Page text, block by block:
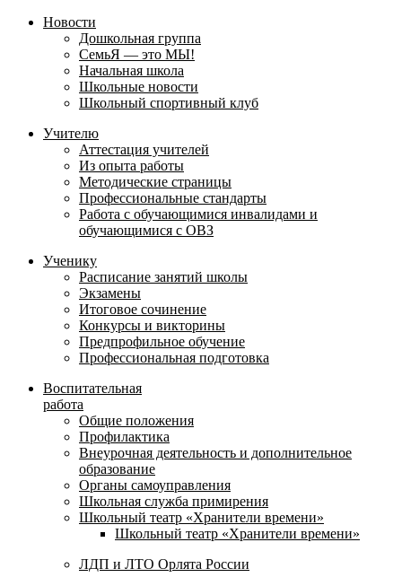
Новости
Дошкольная группа
СемьЯ — это МЫ!
Начальная школа
Школьные новости
Школьный спортивный клуб
Учителю
Аттестация учителей
Из опыта работы
Методические страницы
Профессиональные стандарты
Работа с обучающимися инвалидами и
обучающимися с ОВЗ
Ученику
Расписание занятий школы
Экзамены
Итоговое сочинение
Конкурсы и викторины
Предпрофильное обучение
Профессиональная подготовка
Воспитательная
работа
Общие положения
Профилактика
Внеурочная деятельность и дополнительное
образование
Органы самоуправления
Школьная служба примирения
Школьный театр «Хранители времени»
Школьный театр «Хранители времени»
ЛДП и ЛТО Орлята России